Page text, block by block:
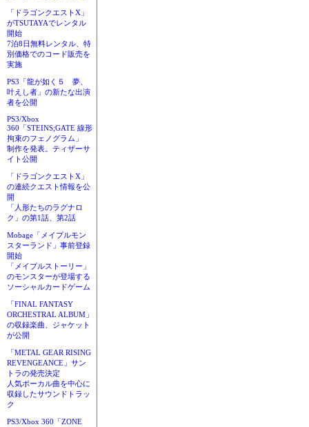
「ドラゴンクエストX」
がTSUTAYAでレンタル
開始
7泊8日無料レンタル、特
別価格でのコード販売を
実施
PS3「龍が如く５ 夢、
叶えし者」の新たな出演
者を公開
PS3/Xbox
360「STEINS;GATE 線形
拘束のフェノグラム」
制作を発表。ティザーサ
イト公開
「ドラゴンクエストX」
の連続クエスト情報を公
開
「人形たちのラグナロ
ク」の第1話、第2話
Mobage「メイプルモン
スターランド」事前登録
開始
「メイプルストーリー」
のモンスターが登場する
ソーシャルカードゲーム
「FINAL FANTASY
ORCHESTRAL ALBUM」
の収録楽曲、ジャケット
が公開
「METAL GEAR RISING
REVENGEANCE」サン
トラの発売決定
人気ボーカル曲を中心に
収録したサウンドトラッ
ク
PS3/Xbox 360「ZONE